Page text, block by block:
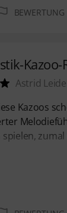
Astrid
Kazoos